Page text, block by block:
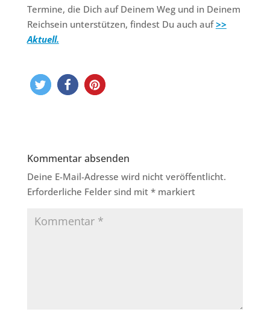
Termine, die Dich auf Deinem Weg und in Deinem
Reichsein unterstützen, findest Du auch auf>>
Aktuell.
Kommentar absenden
Deine E-Mail-Adresse wird nicht veröffentlicht.
Erforderliche Felder sind mit *markiert